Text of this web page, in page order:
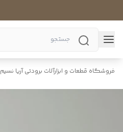
فروشگاه قطعات و ابزارآلات برودتی آریا نسیم